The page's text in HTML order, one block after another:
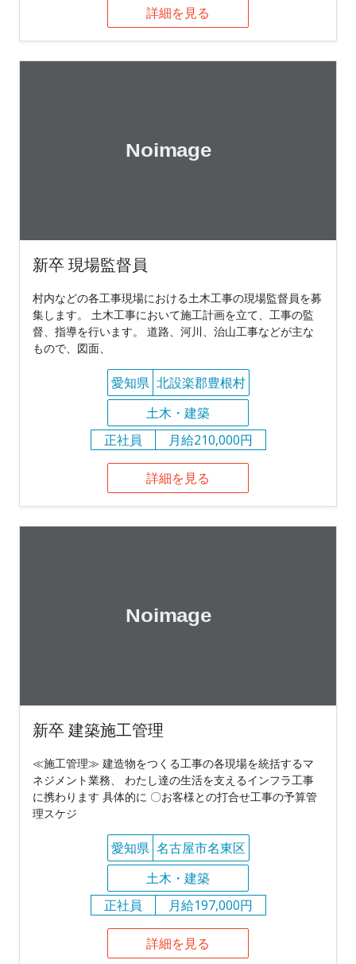
詳細を見る
新卒 現場監督員
村内などの各工事現場における土木工事の現場監督員を募
集します。 土木工事において施工計画を立て、工事の監
督、指導を行います。 道路、河川、治山工事などが主な
もので、図面、
愛知県 北設楽郡豊根村
土木・建築
正社員
月給210,000円
詳細を見る
新卒 建築施工管理
≪施工管理≫ 建造物をつくる工事の各現場を統括するマ
ネジメント業務、 わたし達の生活を支えるインフラ工事
に携わります 具体的に 〇お客様との打合せ工事の予算管
理スケジ
愛知県 名古屋市名東区
土木・建築
正社員
月給197,000円
詳細を見る